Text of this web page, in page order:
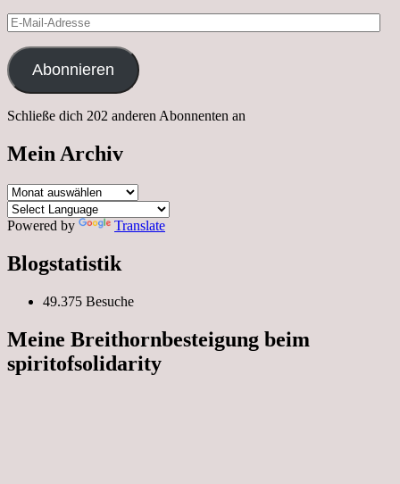
E-
Mail-
Adresse
Abonnieren
Schließe dich 202 anderen Abonnenten an
Mein Archiv
Mein
Archiv
Powered by
Translate
Blogstatistik
49.375 Besuche
Meine Breithornbesteigung beim
spiritofsolidarity